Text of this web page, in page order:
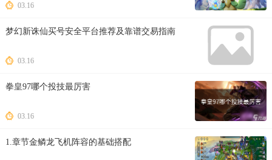
03.16
梦幻新诛仙买号安全平台推荐及靠谱交易指南
03.16
拳皇97哪个投技最厉害
03.16
1.章节金鳞龙飞机阵容的基础搭配